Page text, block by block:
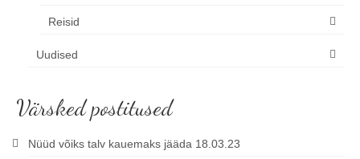
Reisid
Uudised
Värsked postitused
Nüüd võiks talv kauemaks jääda 18.03.23